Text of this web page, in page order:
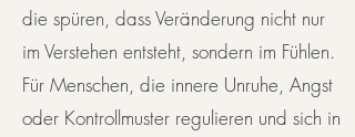
die spüren, dass Veränderung nicht nur
im Verstehen entsteht, sondern im Fühlen.
Für Menschen, die innere Unruhe, Angst
oder Kontrollmuster regulieren und sich in